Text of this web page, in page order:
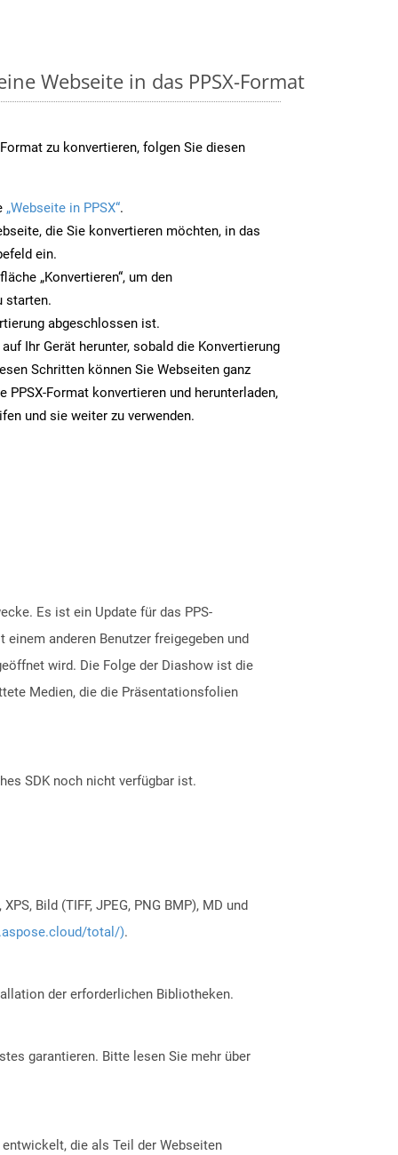
Webseite in das PPSX-Format
zu konvertieren, folgen Sie diesen
„Webseite in PPSX“.
die Sie konvertieren möchten, in das
ein.
„Konvertieren“, um den
starten.
abgeschlossen ist.
Ihr Gerät herunter, sobald die Konvertierung
Schritten können Sie Webseiten ganz
PPSX-Format konvertieren und herunterladen,
und sie weiter zu verwenden.
Es ist ein Update für das PPS-
anderen Benutzer freigegeben und
wird. Die Folge der Diashow ist die
Medien, die die Präsentationsfolien
SDK noch nicht verfügbar ist.
Bild (TIFF, JPEG, PNG BMP), MD und
total/).
der erforderlichen Bibliotheken.
garantieren. Bitte lesen Sie mehr über
die als Teil der Webseiten